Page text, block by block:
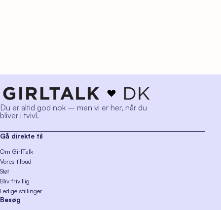
Du er altid god nok – men vi er her, når du
bliver i tvivl.
Gå direkte til
Om GirlTalk
Vores tilbud
Støt
Bliv frivillig
Ledige stillinger
Besøg